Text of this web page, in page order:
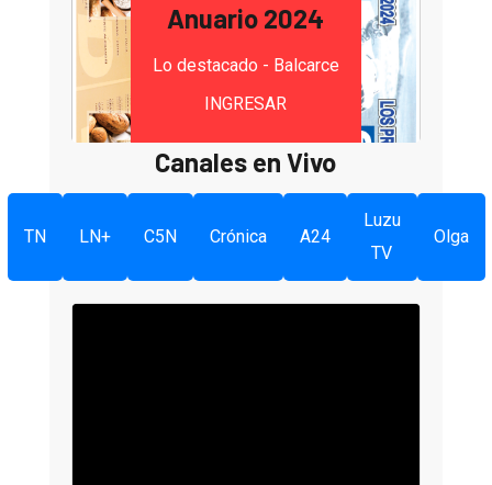
Anuario 2024
Lo destacado - Balcarce
INGRESAR
Canales en Vivo
TN LN+ C5N Crónica A24
Luzu
TV
Olga